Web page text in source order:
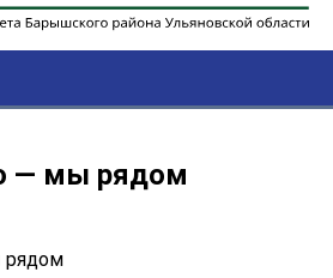
— мы рядом
рядом